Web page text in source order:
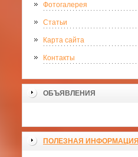
Фотогалерея
Статьи
Карта сайта
Контакты
ОБЪЯВЛЕНИЯ
ПОЛЕЗНАЯ ИНФОРМАЦИЯ